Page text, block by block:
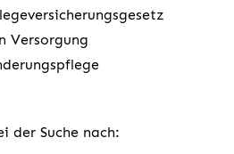
Versorgung
der Suche nach: